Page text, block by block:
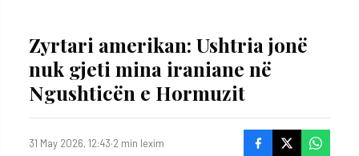
Zyrtari amerikan: Ushtria jonë
nuk gjeti mina iraniane në
Ngushticën e Hormuzit
31 May 2026, 12:43·2 min lexim